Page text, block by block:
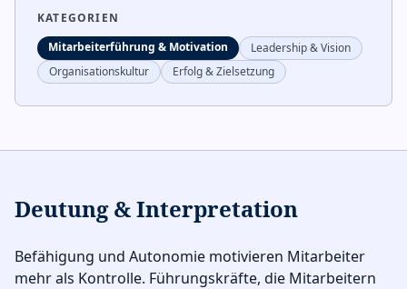
KATEGORIEN
Mitarbeiterführung & Motivation
Leadership & Vision
Organisationskultur
Erfolg & Zielsetzung
Deutung & Interpretation
Befähigung und Autonomie motivieren Mitarbeiter
mehr als Kontrolle. Führungskräfte, die Mitarbeitern